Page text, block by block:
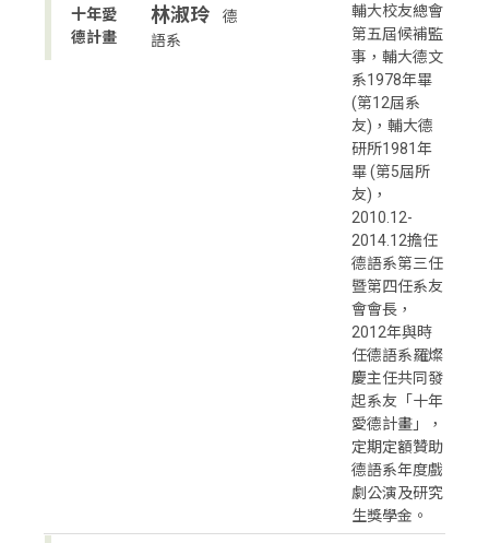
十年愛
德計畫
林淑玲
德
語系
輔大校友總會
第五屆候補監
事，輔大德文
系1978年畢
(第12屆系
友)，輔大德
研所1981年
畢 (第5屆所
友)，
2010.12-
2014.12擔任
德語系第三任
暨第四任系友
會會長，
2012年與時
任德語系羅燦
慶主任共同發
起系友「十年
愛德計畫」，
定期定額贊助
德語系年度戲
劇公演及研究
生獎學金。